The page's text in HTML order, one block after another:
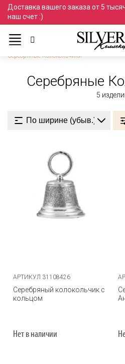
Доставка вашего заказа от 5
наш счет :)
Ювелирные украшения
Подарки и
Серебряные Колокольчики
Серебряные
5
АРТИКУЛ 31108426
Серебряный колокольчик с
кольцом
Нет в наличии